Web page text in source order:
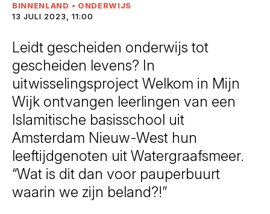
BINNENLAND • ONDERWIJS
13 JULI 2023, 11:00
Leidt gescheiden onderwijs tot
gescheiden levens? In
uitwisselingsproject Welkom in Mijn
Wijk ontvangen leerlingen van een
Islamitische basisschool uit
Amsterdam Nieuw-West hun
leeftijdgenoten uit Watergraafsmeer.
“Wat is dit dan voor pauperbuurt
waarin we zijn beland?!”